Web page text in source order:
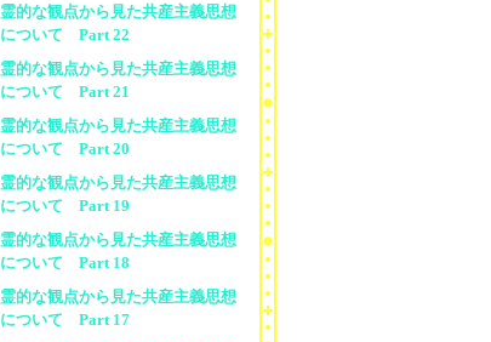
霊的な観点から見た共産主義思想
について Part 22
霊的な観点から見た共産主義思想
について Part 21
霊的な観点から見た共産主義思想
について Part 20
霊的な観点から見た共産主義思想
について Part 19
霊的な観点から見た共産主義思想
について Part 18
霊的な観点から見た共産主義思想
について Part 17